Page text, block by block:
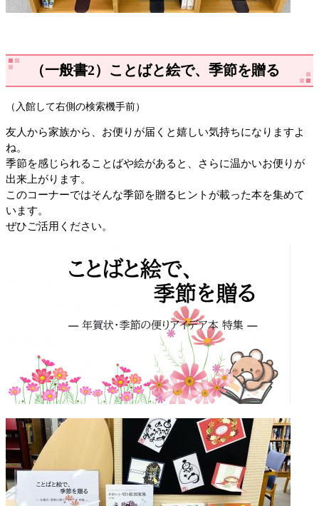
（一般書2）ことばと絵で、季節を贈る
（入館して右側の検索機手前）
友人から家族から、お便りが届くと嬉しい気持ちになりますよ
ね。
季節を感じられることばや絵があると、さらに温かいお便りが
出来上がります。
このコーナーではそんな季節を贈るヒントが載った本を集めて
います。
ぜひご活用ください。